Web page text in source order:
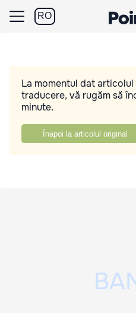
RO
La momentul dat
traducere, vă rugăm să
minute.
Înapoi la articolul original